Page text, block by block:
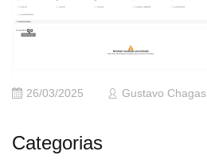
26/03/2025 Gustavo Chagas
Categorias